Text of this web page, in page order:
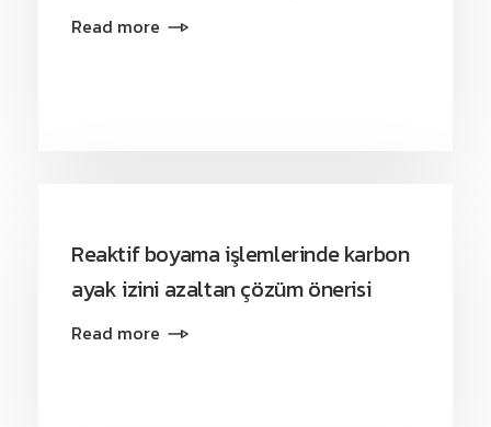
Read more
Reaktif boyama işlemlerinde karbon
ayak izini azaltan çözüm önerisi
Read more